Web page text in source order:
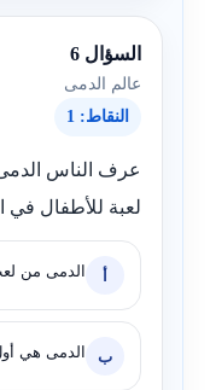
السؤال 6
عالم الدمى
النقاط: 1
عرف الناس
لعبة للأطفال في
أ الدمى من
ب الدمى هي